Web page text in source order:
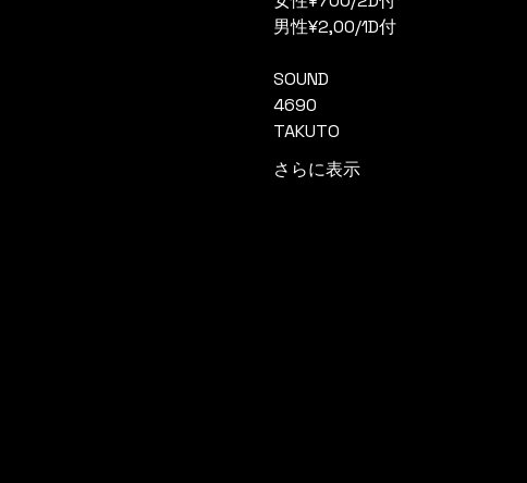
男性¥2,00/1D付
SOUND
4690
TAKUTO
さらに表示